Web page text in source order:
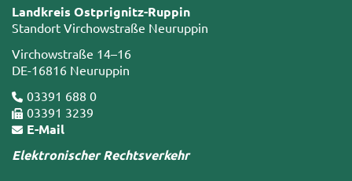
Landkreis Ostprignitz-Ruppin
Standort Virchowstraße Neuruppin
Virchowstraße 14–16
DE-16816 Neuruppin
03391 688 0
03391 3239
E-Mail
Elektronischer Rechtsverkehr